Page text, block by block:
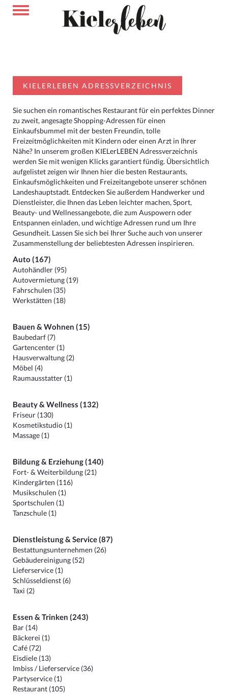
KIELERLEBEN ADRESSVERZEICHNIS
Sie suchen ein romantisches Restaurant für ein perfektes Dinner
zu zweit, angesagte Shopping-Adressen für einen
Einkaufsbummel mit der besten Freundin, tolle
Freizeitmöglichkeiten mit Kindern oder einen Arzt in Ihrer
Nähe? In unserem großen KIELerLEBEN Adressverzeichnis
werden Sie mit wenigen Klicks garantiert fündig. Übersichtlich
aufgelistet zeigen wir Ihnen hier die besten Restaurants,
Einkaufsmöglichkeiten und Freizeitangebote unserer schönen
Landeshauptstadt. Entdecken Sie außerdem Handwerker und
Dienstleister, die Ihnen das Leben leichter machen, Sport,
Beauty- und Wellnessangebote, die zum Auspowern oder
Entspannen einladen, und wichtige Adressen rund um Ihre
Gesundheit. Lassen Sie sich bei Ihrer Suche auch von unserer
Zusammenstellung der beliebtesten Adressen inspirieren.
Auto (167)
Autohändler (95)
Autovermietung (19)
Fahrschulen (35)
Werkstätten (18)
Bauen & Wohnen (15)
Baubedarf (7)
Gartencenter (1)
Hausverwaltung (2)
Möbel (4)
Raumausstatter (1)
Beauty & Wellness (132)
Friseur (130)
Kosmetikstudio (1)
Massage (1)
Bildung & Erziehung (140)
Fort- & Weiterbildung (21)
Kindergärten (116)
Musikschulen (1)
Sportschulen (1)
Tanzschule (1)
Dienstleistung & Service (87)
Bestattungsunternehmen (26)
Gebäudereinigung (52)
Lieferservice (1)
Schlüsseldienst (6)
Taxi (2)
Essen & Trinken (243)
Bar (14)
Bäckerei (1)
Café (72)
Eisdiele (13)
Imbiss / Lieferservice (36)
Partyservice (1)
Restaurant (105)